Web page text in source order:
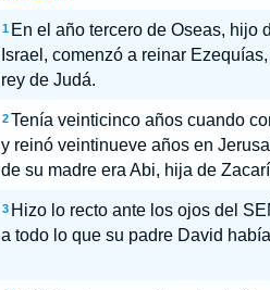
1 En el año tercero de Oseas, hijo
Israel, comenzó a reinar
rey de Judá.
2 Tenía veinticinco años cuando
y reinó veintinueve años en
de su madre era Abi, hija de
3 Hizo lo recto ante los ojos del
a todo lo que su padre David